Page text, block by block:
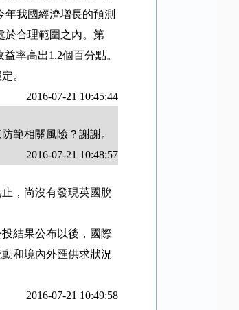
年我國經濟增長的預測
於合理範圍之內。第
益率高出1.2個百分點。
。
2016-07-21 10:45:44
範相關風險？謝謝。
2016-07-21 10:48:57
，尚沒有發現英國脫
結果公布以後，國際
和境內外匯供求狀況
2016-07-21 10:49:58